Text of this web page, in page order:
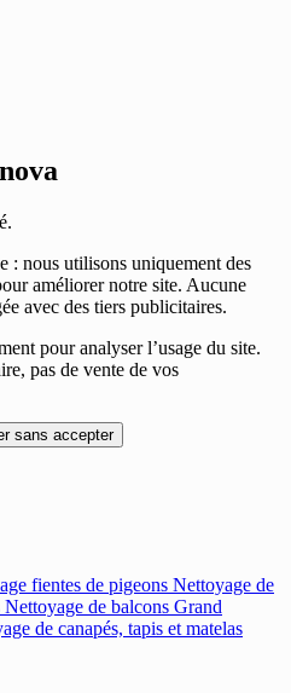
: nous utilisons uniquement des
améliorer notre site. Aucune
avec des tiers publicitaires.
pour analyser l’usage du site.
pas de vente de vos
sans accepter
fientes de pigeons Nettoyage de
Nettoyage de balcons Grand
de canapés, tapis et matelas